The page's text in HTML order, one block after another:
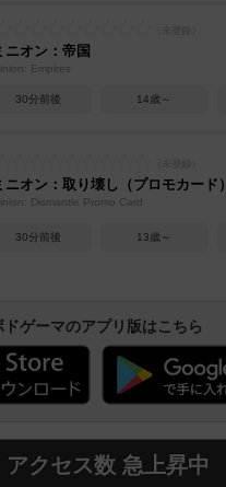
ニオン：帝国
Empires
30分前後 14歳～
ニオン：取り壊し（プロモカード）
Dismantle Promo Card
30分前後 13歳～
ドゲーマのアプリ版はこちら
アクセス数 急上昇中